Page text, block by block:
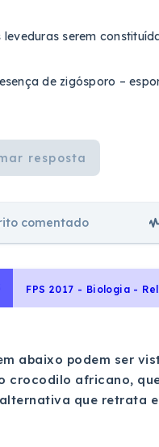
leveduras serem
de zigósporo –
resposta
comentado
FPS 2017 - Biologia -
abaixo podem ser
crocodilo africano,
que retrata